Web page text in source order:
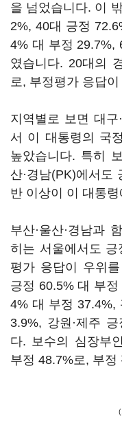
을 넘었습니다. 이
2%, 40대 긍정
4% 대 부정 29.7%,
였습니다. 20대의
로, 부정평가 응답
지역별로 보면 대구
서 이 대통령의 국
높았습니다. 특히
산·경남(PK)에서도
반 이상이 이 대통
부산·울산·경남과
히는 서울에서도
평가 응답이 우위
긍정 60.5% 대 부정
4% 대 부정 37.4%,
3.9%, 강원·제주
다. 보수의 심장부
부정 48.7%로, 부